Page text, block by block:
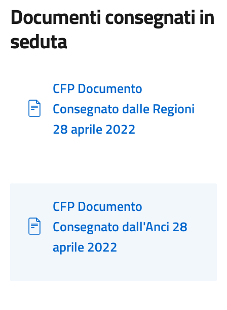
Documenti consegnati in
seduta
CFP Documento
Consegnato dalle Regioni
28 aprile 2022
CFP Documento
Consegnato dall'Anci 28
aprile 2022